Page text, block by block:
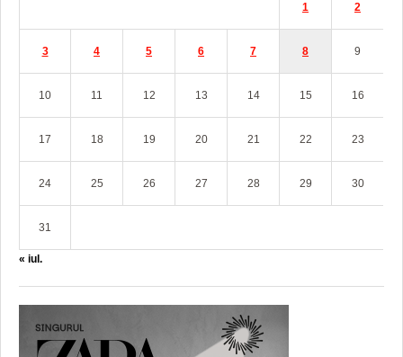
1 2
3 4 5 6 7 8 9
10 11 12 13 14 15 16
17 18 19 20 21 22 23
24 25 26 27 28 29 30
31
« iul.